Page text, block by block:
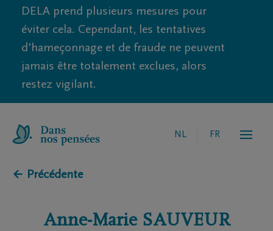
DELA prend plusieurs mesures pour
éviter cela. Cependant, les tentatives
d'hameçonnage et de fraude ne peuvent
jamais être totalement exclues, alors
restez vigilant.
NL FR
← Précédente
Anne-Marie SAUVEUR